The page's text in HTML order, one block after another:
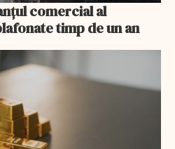
comercial al
timp de un an